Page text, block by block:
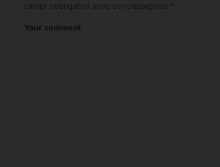
campi obbligatori sono contrassegnati *
Your comment